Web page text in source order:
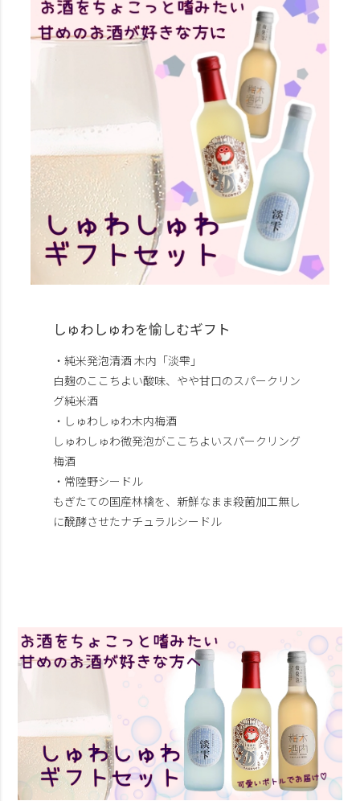
しゅわしゅわを愉しむギフト
・純米発泡清酒 木内「淡雫」
白麹のここちよい酸味、やや甘口のスパークリン
グ純米酒
・しゅわしゅわ木内梅酒
しゅわしゅわ微発泡がここちよいスパークリング
梅酒
・常陸野シードル
もぎたての国産林檎を、新鮮なまま殺菌加工無し
に醗酵させたナチュラルシードル